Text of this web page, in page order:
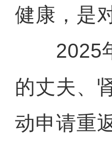
健康，是
2025年
的丈夫、
动申请重